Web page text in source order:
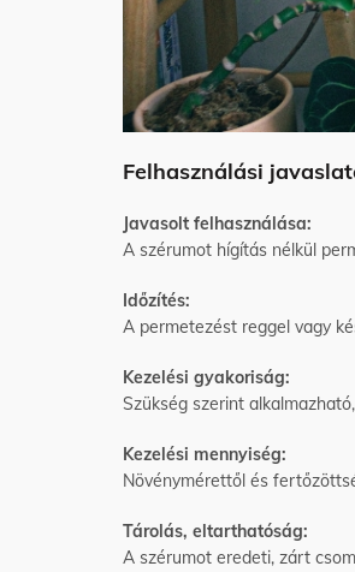
Felhasználási
Javasolt felhasználása:
A szérumot hígítás nélkül
Időzítés:
A permetezést reggel vagy
Kezelési gyakoriság:
Szükség szerint
Kezelési mennyiség:
Növénymérettől és
Tárolás, eltarthatóság:
A szérumot eredeti, zárt